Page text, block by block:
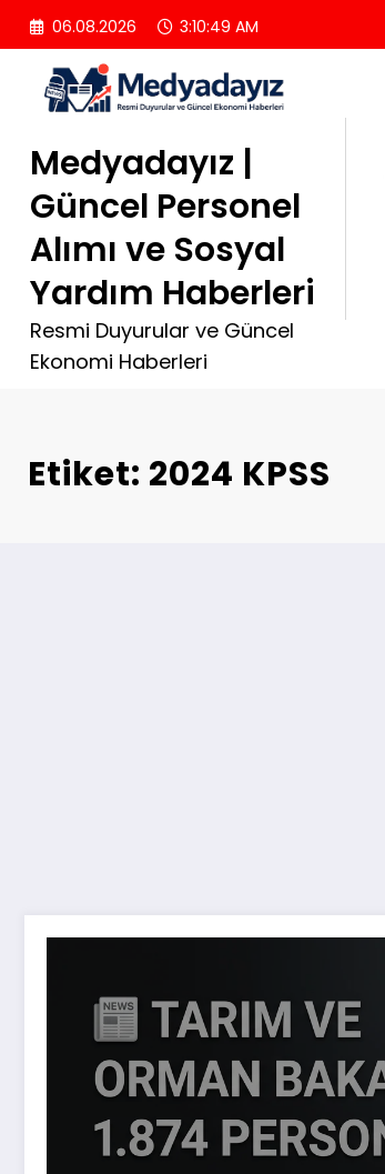
İçeriğe
atla
06.08.2026 3:10:50 AM
Medyadayız |
Güncel Personel
Alımı ve Sosyal
Yardım Haberleri
Resmi Duyurular ve Güncel
Ekonomi Haberleri
Etiket: 2024 KPSS